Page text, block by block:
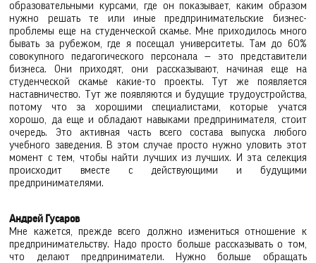
образовательными курсами, где он показывает, каким образом
нужно решать те или иные предпринимательские бизнес-
проблемы еще на студенческой скамье. Мне приходилось много
бывать за рубежом, где я посещал университеты. Там до 60%
совокупного педагогического персонала — это представители
бизнеса. Они приходят, они рассказывают, начиная еще на
студенческой скамье какие-то проекты. Тут же появляется
наставничество. Тут же появляются и будущие трудоустройства,
потому что за хорошими специалистами, которые учатся
хорошо, да еще и обладают навыками предпринимателя, стоит
очередь. Это активная часть всего состава выпуска любого
учебного заведения. В этом случае просто нужно уловить этот
момент с тем, чтобы найти лучших из лучших. И эта селекция
происходит вместе с действующими и будущими
предпринимателями.
Андрей Гусаров
Мне кажется, прежде всего должно измениться отношение к
предпринимательству. Надо просто больше рассказывать о том,
что делают предприниматели. Нужно больше обращать